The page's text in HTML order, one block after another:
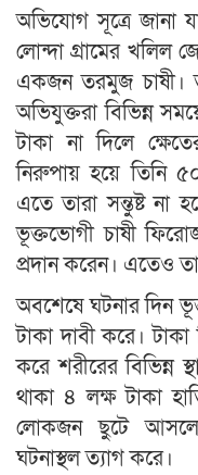
অভিযোগ সূত্রে জানা
লোন্দা গ্রামের খলিল
একজন তরমুজ চাষী।
অভিযুক্তরা বিভিন্ন
টাকা না দিলে
নিরুপায় হয়ে তিনি
এতে তারা সন্তুষ্ট না
ভূক্তভোগী চাষী
প্রদান করেন। এতেও
অবশেষে ঘটনার দিন
টাকা দাবী করে।
করে শরীরের বিভিন্ন
থাকা ৪ লক্ষ টাকা
লোকজন ছুটে
ঘটনাস্থল ত্যাগ করে।